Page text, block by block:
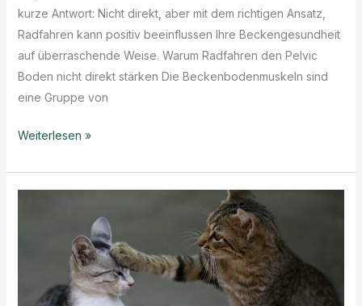
kurze Antwort: Nicht direkt, aber mit dem richtigen Ansatz,
Radfahren kann positiv beeinflussen Ihre Beckengesundheit
auf überraschende Weise. Warum Radfahren den Pelvic
Boden nicht direkt stärken Die Beckenbodenmuskeln sind
eine Gruppe von
Stärken
Ihren
Weiterlesen »